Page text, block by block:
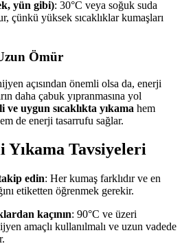
yün gibi): 30°C veya soğuk suda
çünkü yüksek sıcaklıklar kumaşları
Ömür
açısından önemli olsa da, enerji
daha çabuk yıpranmasına yol
ve uygun sıcaklıkta yıkama hem
de enerji tasarrufu sağlar.
Tavsiyeleri
edin: Her kumaş farklıdır ve en
etiketten öğrenmek gerekir.
kaçının: 90°C ve üzeri
amaçlı kullanılmalı ve uzun vadede